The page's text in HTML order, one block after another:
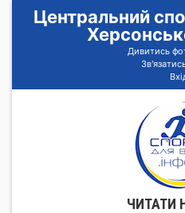
Центральний
Дивитись
ЧИТАТИ